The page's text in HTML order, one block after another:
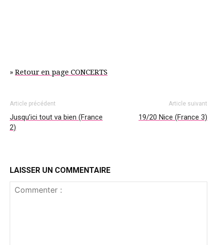
» Retour en page CONCERTS
Article précédent
Jusqu’ici tout va bien (France
2)
Article suivant
19/20 Nice (France 3)
LAISSER UN COMMENTAIRE